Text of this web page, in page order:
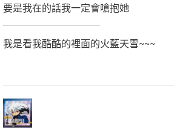
要是我在的話我一定會嗆抱她
我是看我酷酷的裡面的火藍天雪~~~